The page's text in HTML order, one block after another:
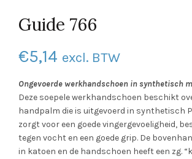
Guide 766
€5,14 excl. BTW
Ongevoerde werkhandschoen in synthetisch
Deze soepele werkhandschoen beschikt
handpalm die is uitgevoerd in synthetisch
zorgt voor een goede vingergevoeligheid,
tegen vocht en een goede grip. De
in katoen en de handschoen heeft een zg.